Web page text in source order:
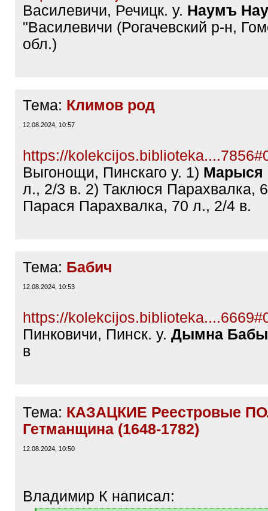
Василевичи, Речицк. у. Наумъ
"Василевичи (Рогачевский р-н,
обл.)
Тема: Климов род
12.08.2024, 10:57
https://
Выгонощи, Пинскаго у. 1) Марыся
л., 2/3 в. 2) Таклюся Парахвалка,
Парася Парахвалка, 70 л., 2/4 в.
Тема: Бабич
12.08.2024, 10:53
https://
Пинковичи, Пинск. у. Дымна
в
Тема: КАЗАЦКИЕ Реестровые
Гетманщина (1648-1782)
12.08.2024, 10:50
Владимир К написал: